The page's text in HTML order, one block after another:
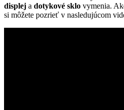
displej a dotykové sklo vymenia.
si môžete pozrieť v nasledujúcom